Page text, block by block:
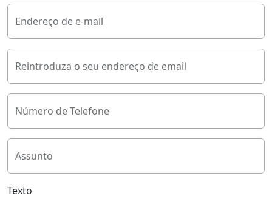
Endereço de e-mail
Reintroduza o seu endereço de email
Número de Telefone
Assunto
Texto